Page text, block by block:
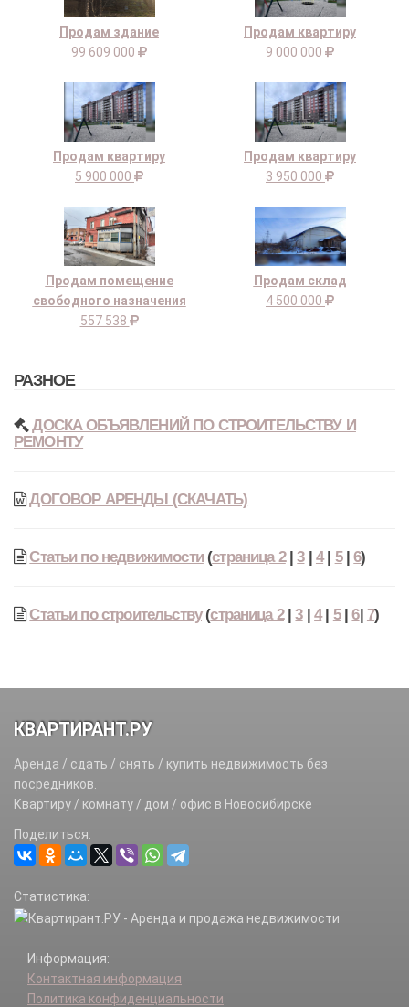
Продам здание
99 609 000
Продам квартиру
9 000 000
Продам квартиру
5 900 000
Продам квартиру
3 950 000
Продам помещение
свободного назначения
557 538
Продам склад
4 500 000
РАЗНОЕ
ДОСКА ОБЪЯВЛЕНИЙ ПО СТРОИТЕЛЬСТВУ И
РЕМОНТУ
ДОГОВОР АРЕНДЫ (СКАЧАТЬ)
Статьи по недвижимости(страница 2|3| 4| 5|6)
Статьи по строительству(страница 2|3|4| 5|6| 7)
КВАРТИРАНТ.РУ
Аренда / сдать / снять / купить недвижимость без
посредников.
Квартиру / комнату / дом / офис в Новосибирске
Поделиться:
Статистика:
Информация:
Контактная информация
Политика конфиденциальности